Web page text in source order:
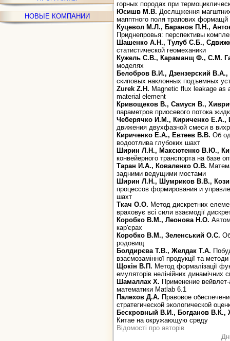
НОВЫЕ КОМПАНИИ
горных породах при
Юсишв М.В. Дослщження
мапптного поля трапових формащй
Куцевол М.Л., Баранов П.Н.,
Приднепровья: перспективы
Шашенко А.Н., Тулуб С.Б.,
статистической геомеханики
Кужель С.В., Караманщ Ф., С.М.
моделях
Белобров В.И., Дзензерский
скиповых наклонных подъемных
Zurek Z.H. Magnetic flux leakage as
material element
Кривощеков В., Самуся B.,
параметров приосевого потока
Чеберячко И.М., Кириченко
движения двухфазной смеси в
Кириченко Е.А., Евтеев В.В. Об
водоотлива глубоких шахт
Ширин Л.Н., Максютенко В.Ю.,
конвейерного транспорта на базе
Таран И.А., Коваленко О.В.
задними ведущими мостами
Ширин Л.Н., Шумриков В.В.,
процессов формирования и
шахт
Ткач О.О. Метод дискретних
враховує всі сили взаємодії
Коробко В.М., Леонова Н.О.
кар'єрах
Коробко В.М., Зеленський О.С.
родовищ
Болдирєва Т.В., Желдак Т.А.
взаємозамінної продукції та
Щокін В.П. Метод формалізації
емуляторів нелінійних динамічних
Шамаллах X. Применение
математики Matlab 6.1
Палехов Д.А. Правовое
стратегической экологической
Бескровный В.И., Богданов В.К.,
Китае на окружающую среду
Відомості про авторів